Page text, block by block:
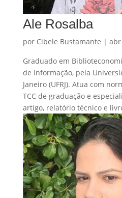
Ale Rosalba
por Cibele Bustamante | abr
Graduado em
de Informação, pela
Janeiro (UFRJ). Atua com
TCC de graduação e
artigo, relatório técnico e